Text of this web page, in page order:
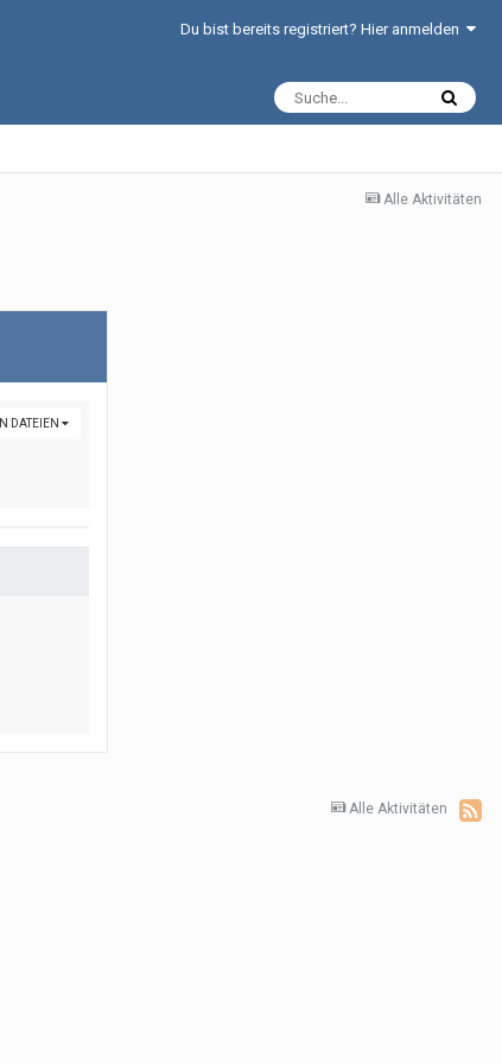
Du bist bereits registriert? Hier anmelden
Alle Aktivitäten
IN DATEIEN
Alle Aktivitäten